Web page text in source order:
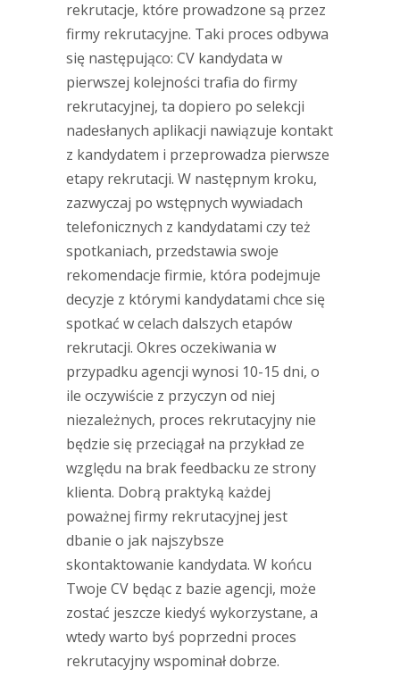
rekrutacje, które prowadzone są przez
firmy rekrutacyjne. Taki proces odbywa
się następująco: CV kandydata w
pierwszej kolejności trafia do firmy
rekrutacyjnej, ta dopiero po selekcji
nadesłanych aplikacji nawiązuje kontakt
z kandydatem i przeprowadza pierwsze
etapy rekrutacji. W następnym kroku,
zazwyczaj po wstępnych wywiadach
telefonicznych z kandydatami czy też
spotkaniach, przedstawia swoje
rekomendacje firmie, która podejmuje
decyzje z którymi kandydatami chce się
spotkać w celach dalszych etapów
rekrutacji. Okres oczekiwania w
przypadku agencji wynosi 10-15 dni, o
ile oczywiście z przyczyn od niej
niezależnych, proces rekrutacyjny nie
będzie się przeciągał na przykład ze
względu na brak feedbacku ze strony
klienta. Dobrą praktyką każdej
poważnej firmy rekrutacyjnej jest
dbanie o jak najszybsze
skontaktowanie kandydata. W końcu
Twoje CV będąc z bazie agencji, może
zostać jeszcze kiedyś wykorzystane, a
wtedy warto byś poprzedni proces
rekrutacyjny wspominał dobrze.